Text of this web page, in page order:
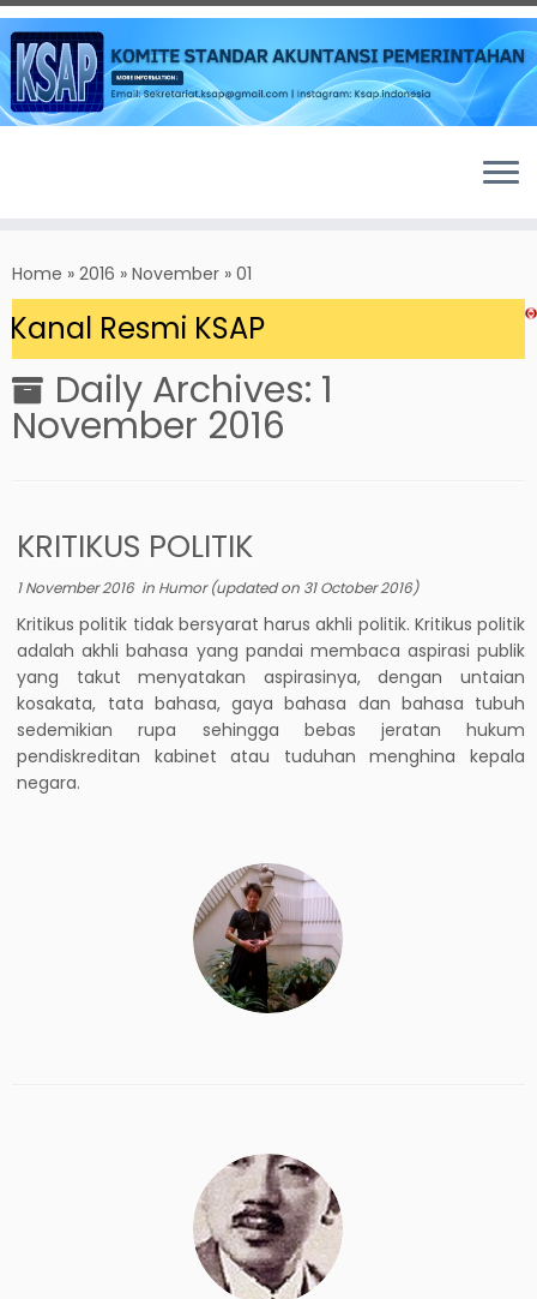
to
content
Home » 2016 » November » 01
Resmi KSAP
Daily Archives: 1
November 2016
KRITIKUS POLITIK
1 November 2016in Humor(updated on 31 October 2016)
Kritikus politik tidak bersyarat harus akhli politik. Kritikus politik
adalah akhli bahasa yang pandai membaca aspirasi publik
yang takut menyatakan aspirasinya, dengan untaian
kosakata, tata bahasa, gaya bahasa dan bahasa tubuh
sedemikian rupa sehingga bebas jeratan hukum
pendiskreditan kabinet atau tuduhan menghina kepala
negara.